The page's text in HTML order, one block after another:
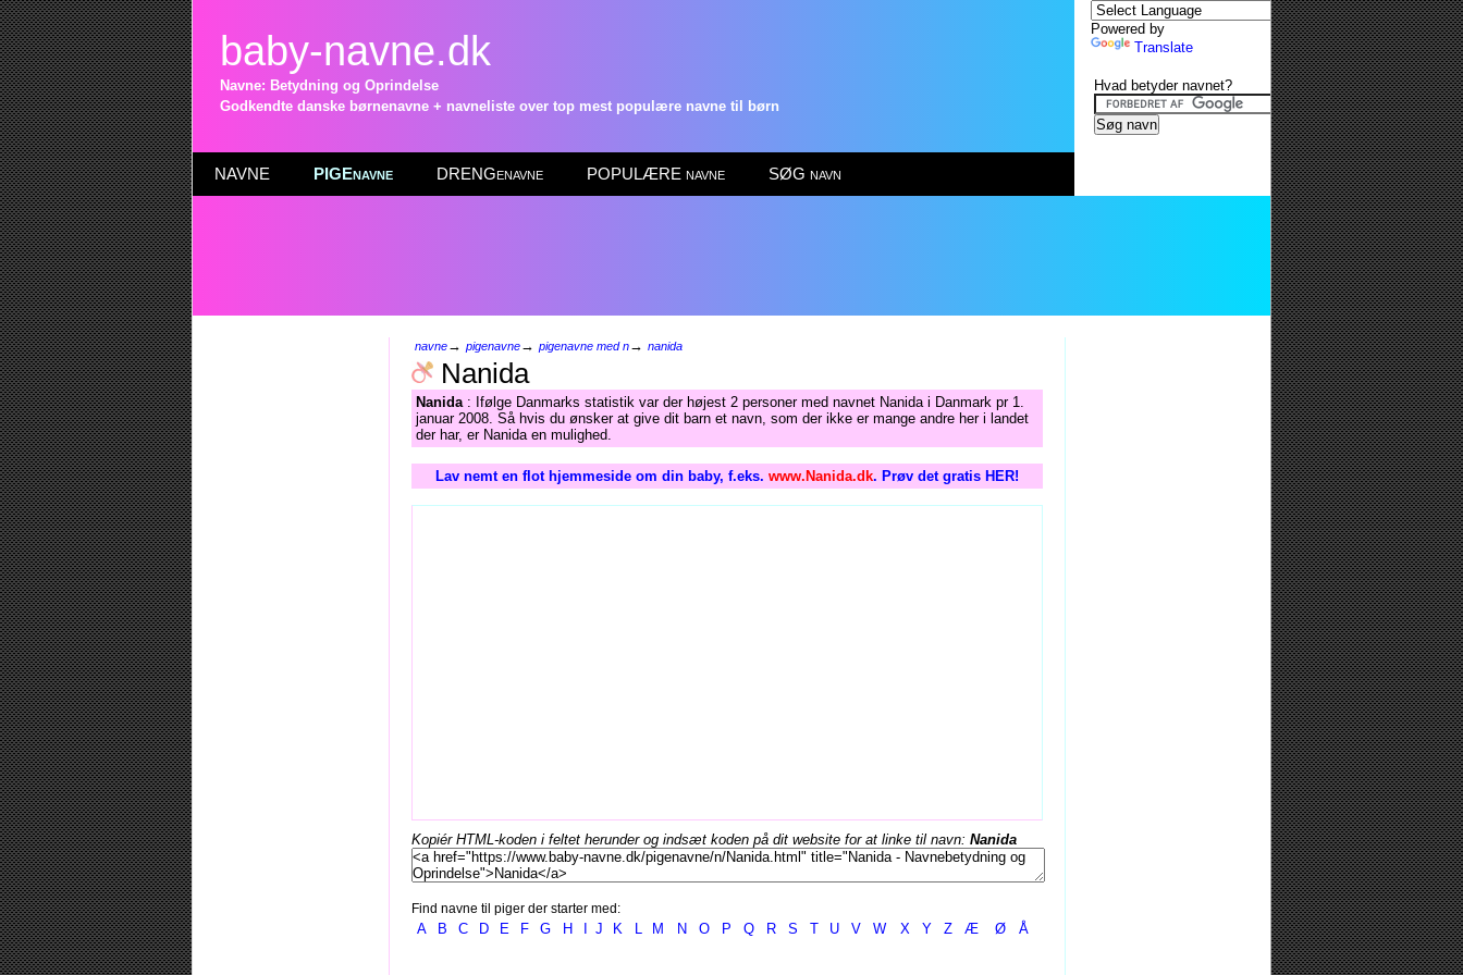
baby-navne.dk
Navne: Betydning og Oprindelse
Godkendte danske børnenavne + navneliste over top mest populære navne til børn
NAVNE PIGEnavne DRENGenavne POPULÆRE navne SØG navn
navne→ pigenavne→ pigenavne med n→ nanida
Nanida
Nanida: Ifølge Danmarks statistik var der højest 2 personer med navnet Nanida i Danmark pr 1.
januar 2008. Så hvis du ønsker at give dit barn et navn, som der ikke er mange andre her i landet
der har, er Nanida en mulighed.
Lav nemt en flot hjemmeside om din baby, f.eks. www.Nanida.dk. Prøv det gratis HER!
Kopiér HTML-koden i feltet herunder og indsæt koden på dit website for at linke til navn: Nanida
Find navne til piger der starter med:
A B C D E F G H J K L M N O P Q R S T U V W X Y Z Æ Ø Å
Powered by
Translate
Hvad betyder navnet?